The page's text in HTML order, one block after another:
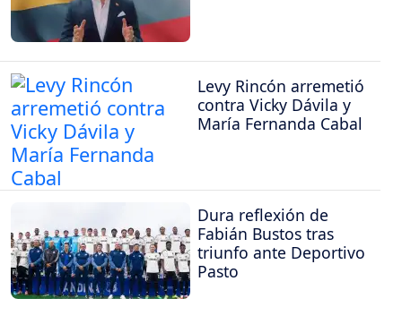
Levy Rincón arremetió
contra Vicky Dávila y
María Fernanda Cabal
Dura reflexión de
Fabián Bustos tras
triunfo ante Deportivo
Pasto